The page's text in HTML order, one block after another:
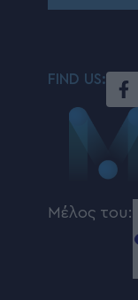
FIND US:
Μέλος του: